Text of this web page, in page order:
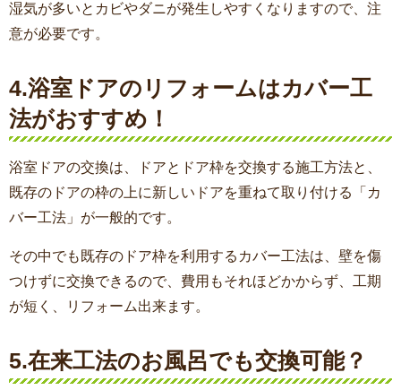
湿気が多いとカビやダニが発生しやすくなりますので、注
意が必要です。
4.浴室ドアのリフォームはカバー工
法がおすすめ！
浴室ドアの交換は、ドアとドア枠を交換する施工方法と、
既存のドアの枠の上に新しいドアを重ねて取り付ける「カ
バー工法」が一般的です。
その中でも既存のドア枠を利用するカバー工法は、壁を傷
つけずに交換できるので、費用もそれほどかからず、工期
が短く、リフォーム出来ます。
5.在来工法のお風呂でも交換可能？